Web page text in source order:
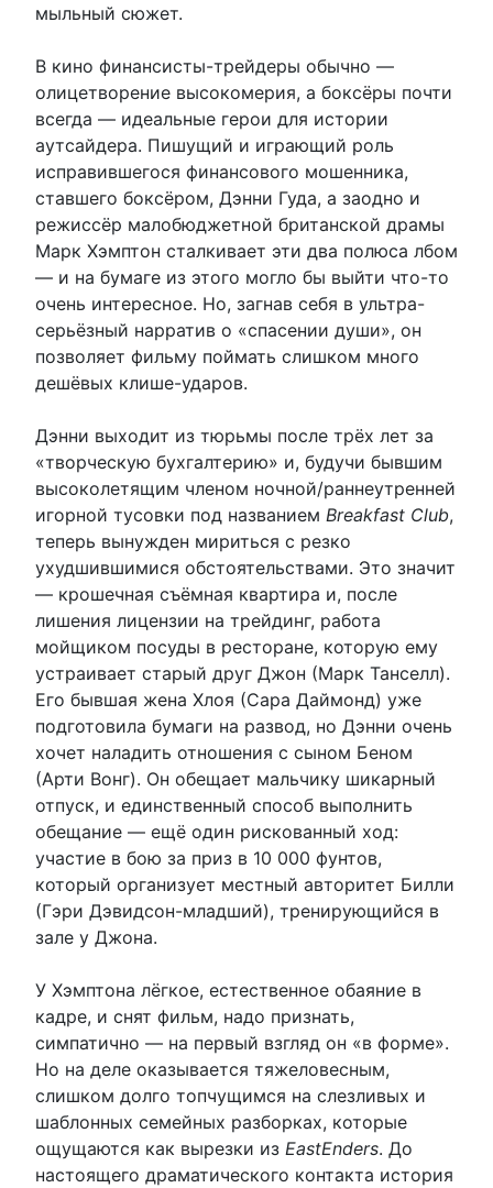
мыльный сюжет.
В кино финансисты-трейдеры обычно —
олицетворение высокомерия, а боксёры почти
всегда — идеальные герои для истории
аутсайдера. Пишущий и играющий роль
исправившегося финансового мошенника,
ставшего боксёром, Дэнни Гуда, а заодно и
режиссёр малобюджетной британской драмы
Марк Хэмптон сталкивает эти два полюса лбом
— и на бумаге из этого могло бы выйти что-то
очень интересное. Но, загнав себя в ультра-
серьёзный нарратив о «спасении души», он
позволяет фильму поймать слишком много
дешёвых клише-ударов.
Дэнни выходит из тюрьмы после трёх лет за
«творческую бухгалтерию» и, будучи бывшим
высоколетящим членом ночной/раннеутренней
игорной тусовки под названием Breakfast Club,
теперь вынужден мириться с резко
ухудшившимися обстоятельствами. Это значит
— крошечная съёмная квартира и, после
лишения лицензии на трейдинг, работа
мойщиком посуды в ресторане, которую ему
устраивает старый друг Джон (Марк Танселл).
Его бывшая жена Хлоя (Сара Даймонд) уже
подготовила бумаги на развод, но Дэнни очень
хочет наладить отношения с сыном Беном
(Арти Вонг). Он обещает мальчику шикарный
отпуск, и единственный способ выполнить
обещание — ещё один рискованный ход:
участие в бою за приз в 10 000 фунтов,
который организует местный авторитет Билли
(Гэри Дэвидсон-младший), тренирующийся в
зале у Джона.
У Хэмптона лёгкое, естественное обаяние в
кадре, и снят фильм, надо признать,
симпатично — на первый взгляд он «в форме».
Но на деле оказывается тяжеловесным,
слишком долго топчущимся на слезливых и
шаблонных семейных разборках, которые
ощущаются как вырезки из EastEnders. До
настоящего драматического контакта история